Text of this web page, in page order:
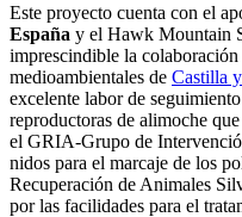
Este proyecto cuenta con el
España y el Hawk Mountain
imprescindible la
medioambientales de Castilla
excelente labor de
reproductoras de alimoche
el GRIA-Grupo de
nidos para el marcaje de los
Recuperación de Animales
por las facilidades para el